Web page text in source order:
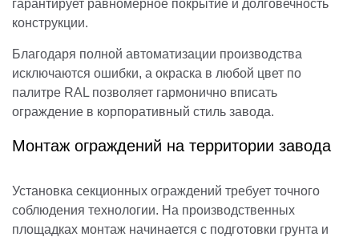
гарантирует равномерное покрытие и долговечность
конструкции.
Благодаря полной автоматизации производства
исключаются ошибки, а окраска в любой цвет по
палитре RAL позволяет гармонично вписать
ограждение в корпоративный стиль завода.
Монтаж ограждений на территории завода
Установка секционных ограждений требует точного
соблюдения технологии. На производственных
площадках монтаж начинается с подготовки грунта и